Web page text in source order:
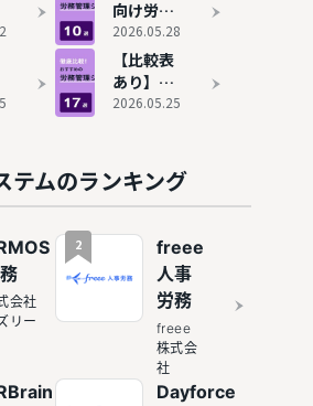
較！使え
る機能や
有料との
違いは？
向け労務
管理シス
テム10選
比較！勤
怠管理が
2026.05.28
【比較表
あり】労
務管理シ
選！機能
の充実度
×コスパ
で選ぶ決
2026.05.25
テムのランキング
会社
リー
2
freee
人事
労務
freee
株式会
社
Dayforce